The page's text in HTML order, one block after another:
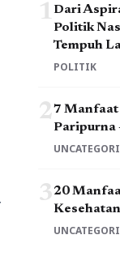
1 Dari
Politik
Tempuh
POLITIK
27 Manfaat
Paripurna
320